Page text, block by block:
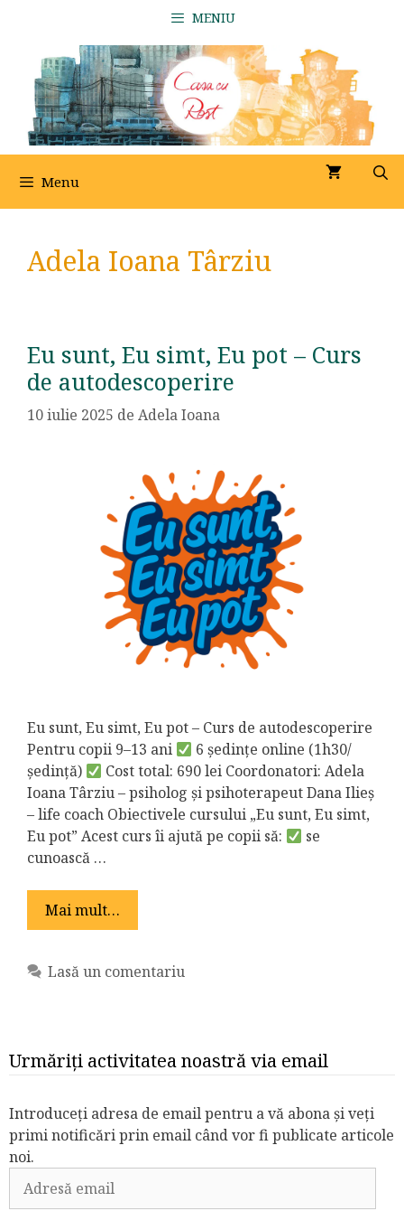
conținut
MENIU
Menu
Adela Ioana Târziu
Eu sunt, Eu simt, Eu pot – Curs
de autodescoperire
10 iulie 2025 de Adela Ioana
Eu sunt, Eu simt, Eu pot – Curs de autodescoperire
Pentru copii 9–13 ani
6 ședințe online (1h30/
ședință)
Cost total: 690 lei Coordonatori: Adela
Ioana Târziu – psiholog și psihoterapeut Dana Ilieș
– life coach Obiectivele cursului „Eu sunt, Eu simt,
Eu pot” Acest curs îi ajută pe copii să:
se
cunoască …
Mai mult…
Lasă un comentariu
Urmăriți activitatea noastră via email
Introduceți adresa de email pentru a vă abona și veți
primi notificări prin email când vor fi publicate articole
noi.
Adresă
email